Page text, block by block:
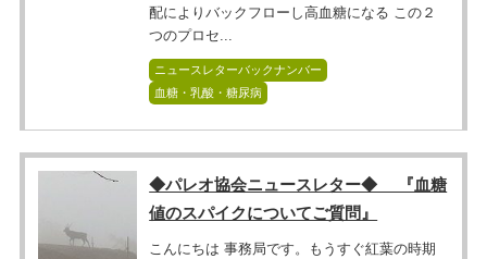
配によりバックフローし高血糖になる この２
つのプロセ...
ニュースレターバックナンバー
血糖・乳酸・糖尿病
◆パレオ協会ニュースレター◆ 『血糖
値のスパイクについてご質問』
こんにちは 事務局です。もうすぐ紅葉の時期